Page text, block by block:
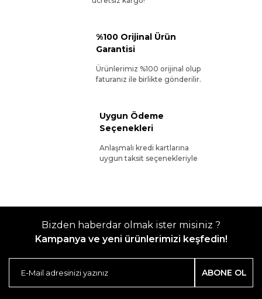
%100 Orijinal Ürün
Garantisi
Ürünlerimiz %100 orijinal olup
faturanız ile birlikte gönderilir.
Uygun Ödeme
Seçenekleri
Anlaşmalı kredi kartlarına
uygun taksit seçenekleriyle
Bizden haberdar olmak ister misiniz ?
Kampanya ve yeni ürünlerimizi keşfedin!
ABONE OL